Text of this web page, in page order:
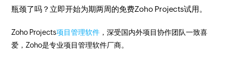
瓶颈了吗？立即开始为期两周的免费Zoho Projects试用。
Zoho Projects项目管理软件 ，深受国内外项目协作团队一致喜
爱，Zoho是专业项目管理软件厂商。